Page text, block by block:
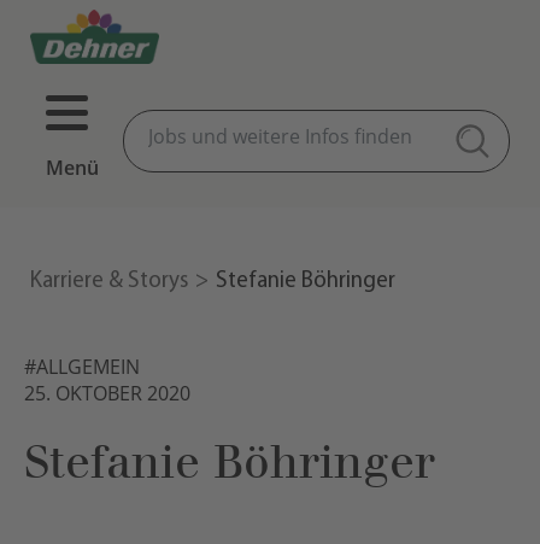
Menü
Karriere & Storys Stefanie Böhringer
#ALLGEMEIN
25. OKTOBER 2020
Stefanie Böhringer